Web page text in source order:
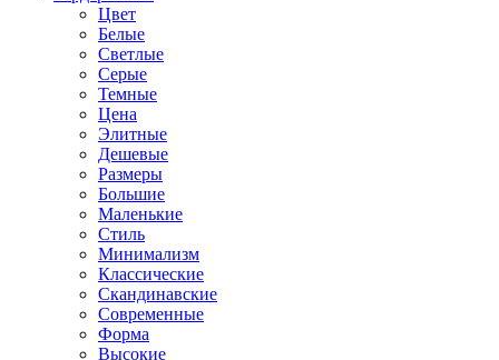
Цвет
Белые
Светлые
Серые
Темные
Цена
Элитные
Дешевые
Размеры
Большие
Маленькие
Стиль
Минимализм
Классические
Скандинавские
Современные
Форма
Высокие